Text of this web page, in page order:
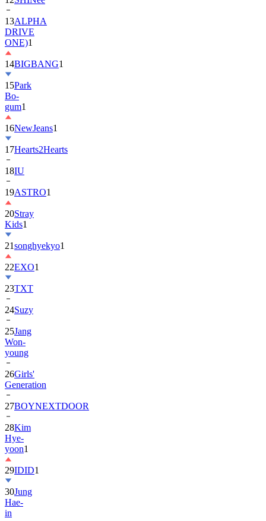
DRIVE
ONE)1
14BIGBANG
15Park
Bo-
gum1
16NewJeans
17Hearts2Hearts
18IU
19ASTRO
20Stray
Kids
21songhyekyo
22EXO1
23TXT
24Suzy
25Jang
Won-
young
26Girls'
Generation
27BOYNEXTDOOR
28Kim
Hye-
yoon1
29IDID
30Jung
Hae-
in
31